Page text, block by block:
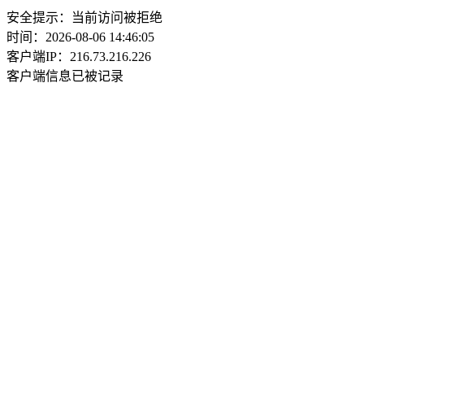
安全提示：当前访问被拒绝
时间：2026-08-06 14:46:05
客户端IP：216.73.216.226
客户端信息已被记录